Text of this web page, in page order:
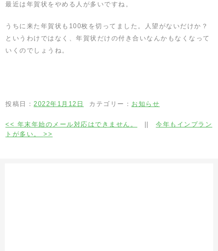
最近は年賀状をやめる人が多いですね。
うちに来た年賀状も100枚を切ってました。人望がないだけか？
というわけではなく、年賀状だけの付き合いなんかもなくなって
いくのでしょうね。
投稿日：2022年1月12日 カテゴリー： お知らせ
<< 年末年始のメール対応はできません。 ||今年もインプラン
トが多い。>>